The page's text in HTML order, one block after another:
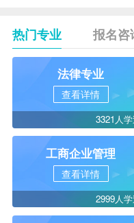
热门专业 报名咨
法律专业
查看详情
3321人
工商企业管理
查看详情
2999人